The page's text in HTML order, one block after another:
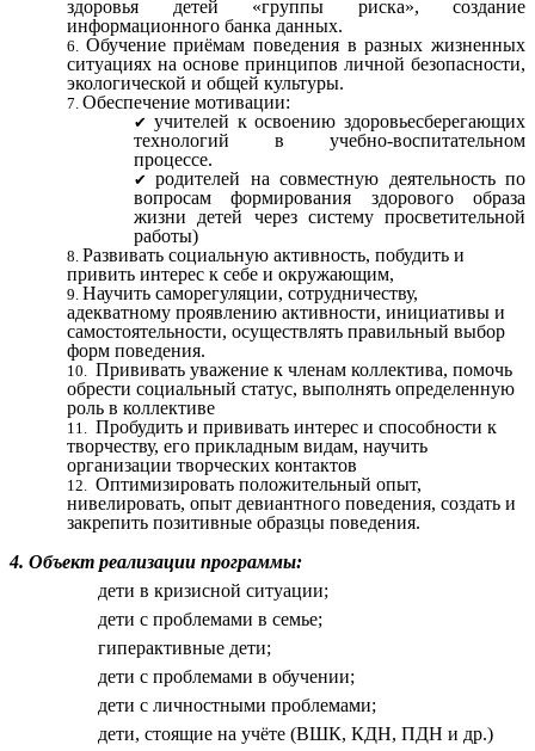
здоровья детей «группы риска», создание
информационного банка данных.
Обучение приёмам поведения в разных жизненных
ситуациях на основе принципов личной безопасности,
экологической и общей культуры.
Обеспечение мотивации:
учителей к освоению здоровьесберегающих
технологий в учебно-воспитательном
процессе.
родителей на совместную деятельность по
вопросам формирования здорового образа
жизни детей через систему просветительной
работы)
Развивать социальную активность, побудить и
привить интерес к себе и окружающим,
Научить саморегуляции, сотрудничеству,
адекватному проявлению активности, инициативы и
самостоятельности, осуществлять правильный выбор
форм поведения.
Прививать уважение к членам коллектива, помочь
обрести социальный статус, выполнять определенную
роль в коллективе
Пробудить и прививать интерес и способности к
творчеству, его прикладным видам, научить
организации творческих контактов
Оптимизировать положительный опыт,
нивелировать, опыт девиантного поведения, создать и
закрепить позитивные образцы поведения.
4. Объект реализации программы:
дети в кризисной ситуации;
дети с проблемами в семье;
гиперактивные дети;
дети с проблемами в обучении;
дети с личностными проблемами;
дети, стоящие на учёте (ВШК, КДН, ПДН и др.)